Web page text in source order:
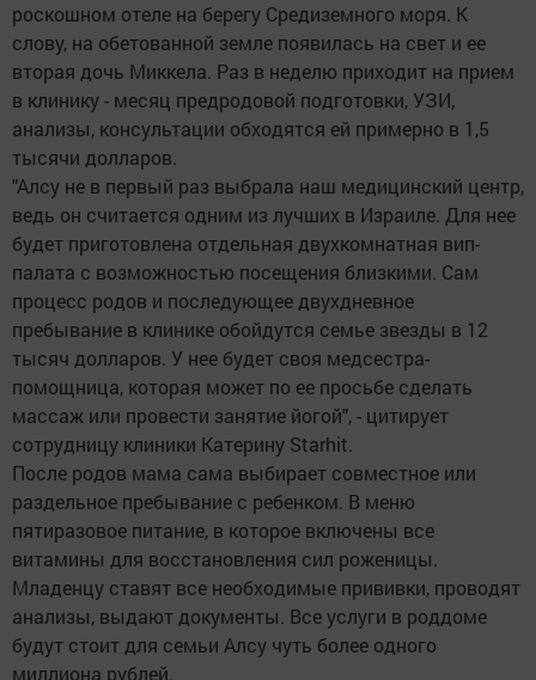
роскошном отеле на берегу Средиземного моря. К
слову, на обетованной земле появилась на свет и ее
вторая дочь Миккела. Раз в неделю приходит на прием
в клинику - месяц предродовой подготовки, УЗИ,
анализы, консультации обходятся ей примерно в 1,5
тысячи долларов.
"Алсу не в первый раз выбрала наш медицинский центр,
ведь он считается одним из лучших в Израиле. Для нее
будет приготовлена отдельная двухкомнатная вип-
палата с возможностью посещения близкими. Сам
процесс родов и последующее двухдневное
пребывание в клинике обойдутся семье звезды в 12
тысяч долларов. У нее будет своя медсестра-
помощница, которая может по ее просьбе сделать
массаж или провести занятие йогой", - цитирует
сотрудницу клиники Катерину Starhit.
После родов мама сама выбирает совместное или
раздельное пребывание с ребенком. В меню
пятиразовое питание, в которое включены все
витамины для восстановления сил роженицы.
Младенцу ставят все необходимые прививки, проводят
анализы, выдают документы. Все услуги в роддоме
будут стоит для семьи Алсу чуть более одного
миллиона рублей.